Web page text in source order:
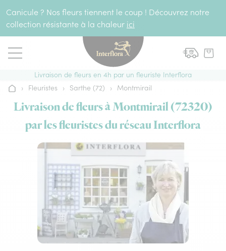
Canicule ? Nos fleurs tiennent le coup ! Découvrez notre
collection résistante à la chaleur ici
Livraison de fleurs en 4h par un fleuriste Interflora
Accueil
› Fleuristes › Sarthe (72) › Montmirail
Livraison de fleurs à Montmirail (72320)
par les fleuristes du réseau Interflora